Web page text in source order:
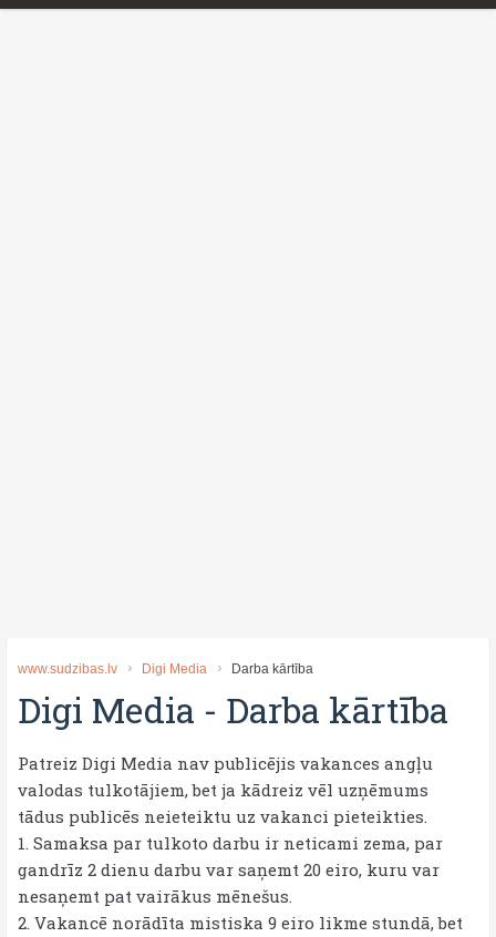
www.sudzibas.lv Digi Media Darba kārtība
Digi Media - Darba kārtība
Patreiz Digi Media nav publicējis vakances angļu
valodas tulkotājiem, bet ja kādreiz vēl uzņēmums
tādus publicēs neieteiktu uz vakanci pieteikties.
1. Samaksa par tulkoto darbu ir neticami zema, par
gandrīz 2 dienu darbu var saņemt 20 eiro, kuru var
nesaņemt pat vairākus mēnešus.
2. Vakancē norādīta mistiska 9 eiro likme stundā, bet